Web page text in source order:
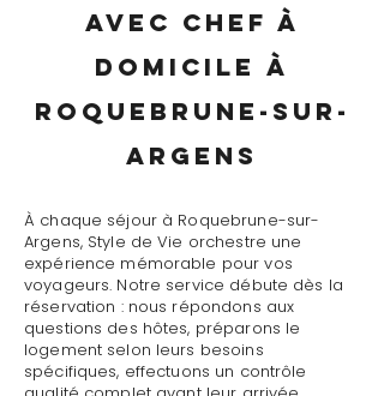
avec chef à
domicile à
Roquebrune-sur-
Argens
À chaque séjour à Roquebrune-sur-
Argens, Style de Vie orchestre une
expérience mémorable pour vos
voyageurs. Notre service débute dès la
réservation : nous répondons aux
questions des hôtes, préparons le
logement selon leurs besoins
spécifiques, effectuons un contrôle